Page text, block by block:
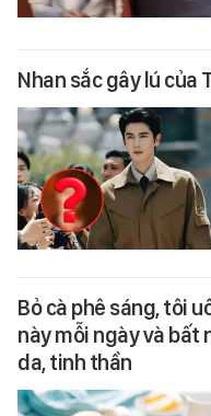
Nhan sắc gây lú của
Bỏ cà phê sáng, tôi
này mỗi ngày và bất
da, tinh thần